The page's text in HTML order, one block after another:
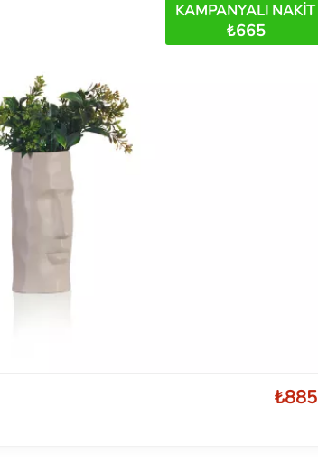
KAMPANYALI NAKİT
₺665
₺885